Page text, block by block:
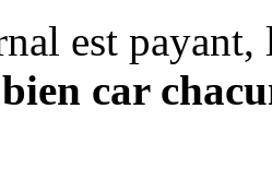
est payant,
car